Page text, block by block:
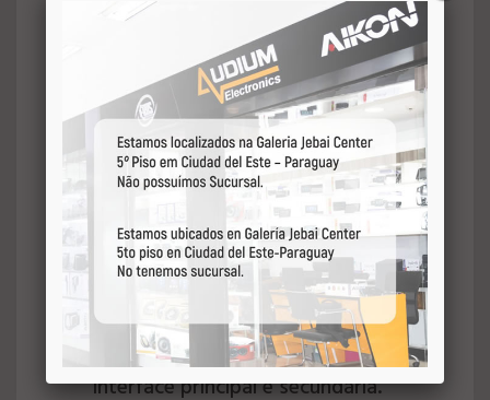
a marcha ré. (Câmera opcional).
Compatível com câmera 720p/1080p.
Desativa a entrada AV Aux quando
instalada.
Cor das Teclas:RGB. Permite alternar
as cores de iluminação das teclas do
aparelho.
WI-FI:Conexão Dual Wi-Fi 2.4 Ghz e
5.0 Ghz com antena Integrada.
Função Multi Tela:Se o aplicativo for
compatível, permite dividir a tela em
duas para acessar múltiplas funções.
Função Multi UI:Permite a
personalização da interface da
multimídia com múltiplas escolhas da
interface principal e secundária.